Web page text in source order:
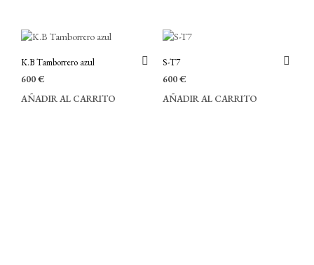
K.B Tamborrero azul
600€
AÑADIR AL CARRITO
S-T7
600€
AÑADIR AL CARRITO